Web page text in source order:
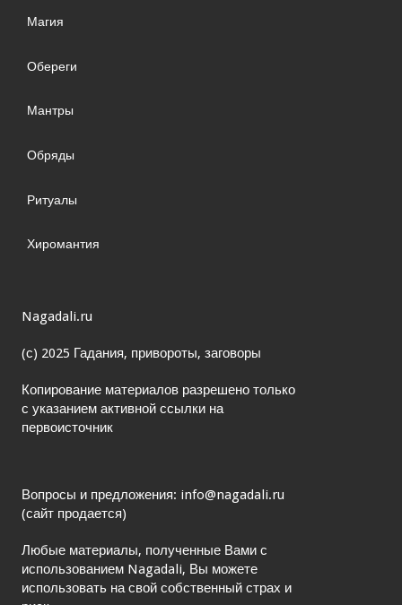
Магия
Обереги
Мантры
Обряды
Ритуалы
Хиромантия
Nagadali.ru
(с) 2025 Гадания, привороты, заговоры
Копирование материалов разрешено только
с указанием активной ссылки на
первоисточник
Вопросы и предложения: info@nagadali.ru
(сайт продается)
Любые материалы, полученные Вами с
использованием Nagadali, Вы можете
использовать на свой собственный страх и